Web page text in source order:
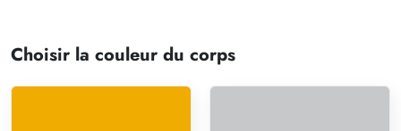
Choisir la couleur du corps